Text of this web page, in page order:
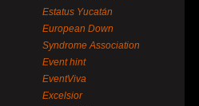
Estatus Yucatán
European Down
Syndrome Association
Event hint
EventViva
Excelsior